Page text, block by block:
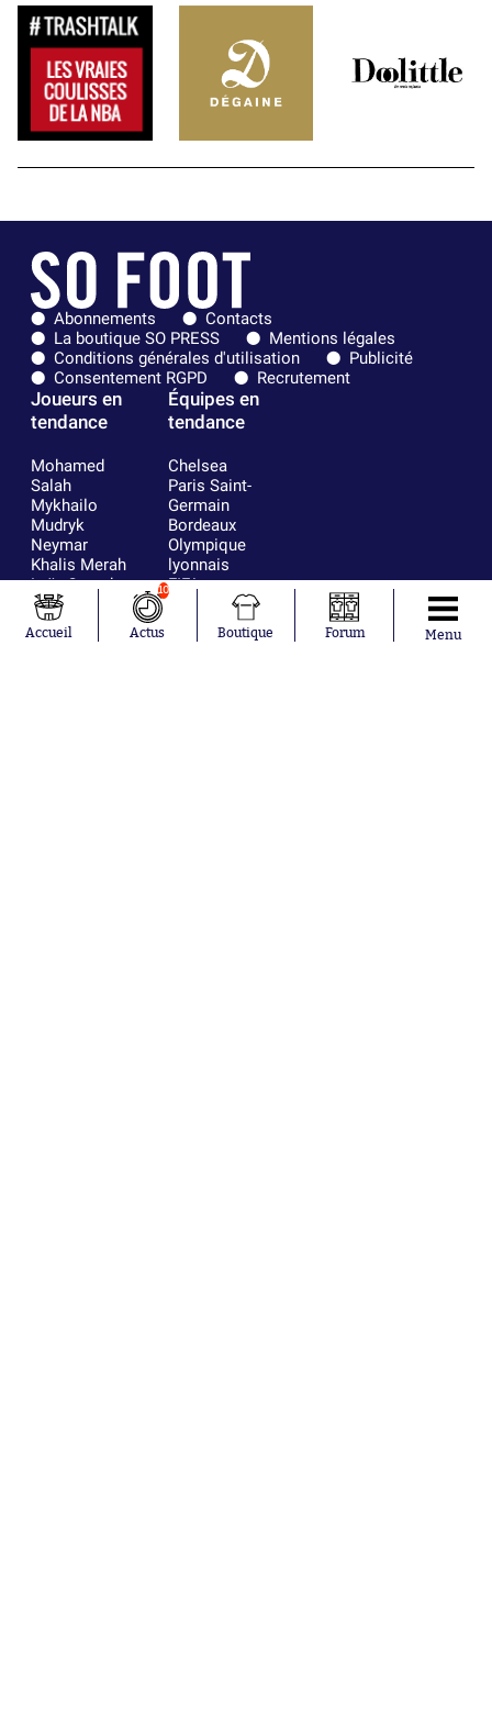
Abonnements
Contacts
La boutique SO PRESS
Mentions légales
Conditions générales d'utilisation
Publicité
Consentement RGPD
Recrutement
Joueurs en
tendance
Mohamed
Salah
Mykhailo
Mudryk
Neymar
Khalis Merah
Loïs Openda
Moussa
Niakhaté
Nicolás
Équipes en
tendance
Chelsea
Paris Saint-
Germain
Bordeaux
Olympique
lyonnais
FIFA
Real Madrid
RC Strasbourg
AC Milan
Accueil
10
Actus Boutique Forum Menu